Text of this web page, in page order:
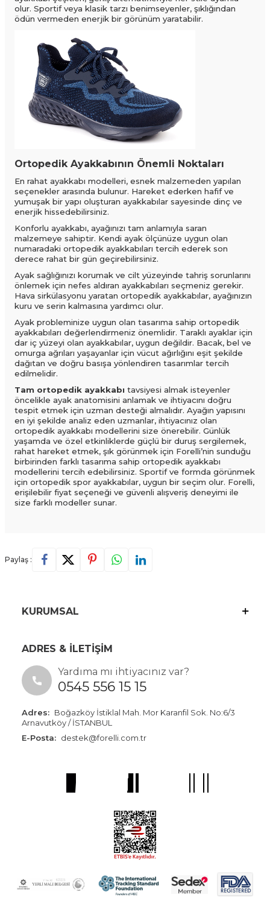
olur. Sportif veya klasik tarzı benimseyenler, şıklığından
ödün vermeden enerjik bir görünüm yaratabilir.
Ortopedik Ayakkabının Önemli Noktaları
En rahat ayakkabı modelleri, esnek malzemeden yapılan
seçenekler arasında bulunur. Hareket ederken hafif ve
yumuşak bir yapı oluşturan ayakkabılar sayesinde dinç ve
enerjik hissedebilirsiniz.
Konforlu ayakkabı, ayağınızı tam anlamıyla saran
malzemeye sahiptir. Kendi ayak ölçünüze uygun olan
numaradaki ortopedik ayakkabıları tercih ederek son
derece rahat bir gün geçirebilirsiniz.
Ayak sağlığınızı korumak ve cilt yüzeyinde tahriş sorunlarını
önlemek için nefes aldıran ayakkabıları seçmeniz gerekir.
Hava sirkülasyonu yaratan ortopedik ayakkabılar, ayağınızın
kuru ve serin kalmasına yardımcı olur.
Ayak probleminize uygun olan tasarıma sahip ortopedik
ayakkabıları değerlendirmeniz önemlidir. Taraklı ayaklar için
dar iç yüzeyi olan ayakkabılar, uygun değildir. Bacak, bel ve
omurga ağrıları yaşayanlar için vücut ağırlığını eşit şekilde
dağıtan ve doğru basışa yönlendiren tasarımlar tercih
edilmelidir.
Tam ortopedik ayakkabı tavsiyesi almak isteyenler
öncelikle ayak anatomisini anlamak ve ihtiyacını doğru
tespit etmek için uzman desteği almalıdır. Ayağın yapısını
en iyi şekilde analiz eden uzmanlar, ihtiyacınız olan
ortopedik ayakkabı modellerini size önerebilir. Günlük
yaşamda ve özel etkinliklerde güçlü bir duruş sergilemek,
rahat hareket etmek, şık görünmek için Forelli’nin sunduğu
birbirinden farklı tasarıma sahip ortopedik ayakkabı
modellerini tercih edebilirsiniz. Sportif ve formda görünmek
için ortopedik spor ayakkabılar, uygun bir seçim olur. Forelli,
erişilebilir fiyat seçeneği ve güvenli alışveriş deneyimi ile
size farklı modeller sunar.
Paylaş :
KURUMSAL
ADRES & İLETİŞİM
Yardıma mı ihtiyacınız var?
0545 556 15 15
Adres: Boğazköy İstiklal Mah. Mor Karanfil Sok. No:6/3
Arnavutköy / İSTANBUL
E-Posta: destek@forelli.com.tr